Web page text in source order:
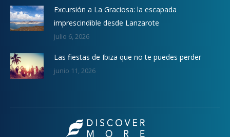
Excursión a La Graciosa: la escapada
imprescindible desde Lanzarote
julio 6, 2026
Las fiestas de Ibiza que no te puedes perder
junio 11, 2026